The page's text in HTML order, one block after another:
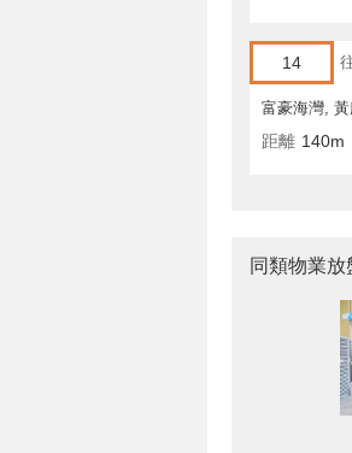
14
富豪海灣,
距離 140m
同類物業放